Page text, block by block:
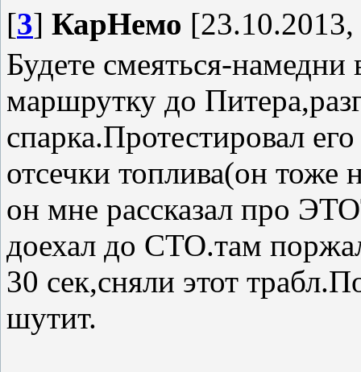
[3] КарНемо
Будете смеяться-
маршрутку до
спарка.Протестировал
отсечки топлива(он тоже
он мне рассказал про
доехал до СТО.там
30 сек,сняли этот
шутит.